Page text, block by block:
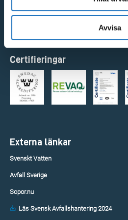
Avvisa
Certifieringar
Externa länkar
Svenskt Vatten
Avfall Sverige
Sopor.nu
Läs Svensk Avfallshantering 2024